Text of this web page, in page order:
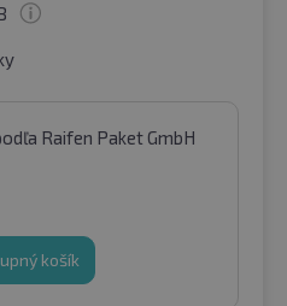
Raifen Paket GmbH
košík